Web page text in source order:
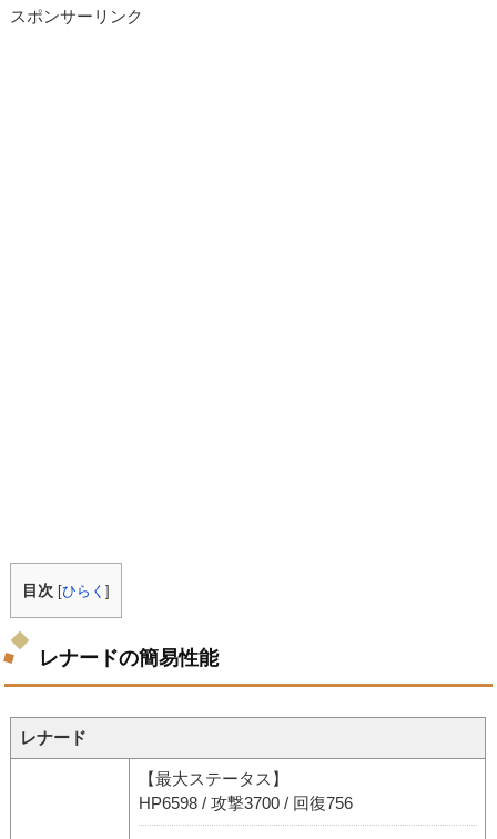
スポンサーリンク
目次 [ひらく]
レナードの簡易性能
レナード
【最大ステータス】
HP6598 / 攻撃3700 / 回復756